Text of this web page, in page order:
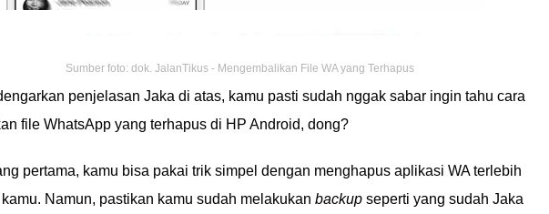
Sumber foto: dok. JalanTikus - Mengembalikan File WA yang Terhapus
penjelasan Jaka di atas, kamu pasti sudah nggak sabar ingin tahu cara
file WhatsApp yang terhapus di HP Android, dong?
pertama, kamu bisa pakai trik simpel dengan menghapus aplikasi WA terlebih
Namun, pastikan kamu sudah melakukan backup seperti yang sudah Jaka